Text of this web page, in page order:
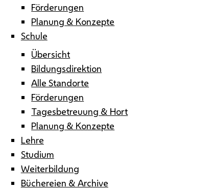
Förderungen
Planung & Konzepte
Schule
Übersicht
Bildungsdirektion
Alle Standorte
Förderungen
Tagesbetreuung & Hort
Planung & Konzepte
Lehre
Studium
Weiterbildung
Büchereien & Archive